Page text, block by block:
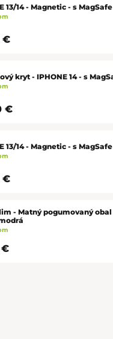
13/14 - Magnetic - s
€
kryt - IPHONE 14 - s
€
13/14 - Magnetic - s
€
- Matný pogumovaný obal
€